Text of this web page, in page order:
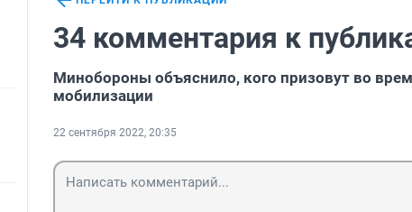
34 комментария к
Минобороны объяснило, кого призовут во
мобилизации
22 сентября 2022, 20:35